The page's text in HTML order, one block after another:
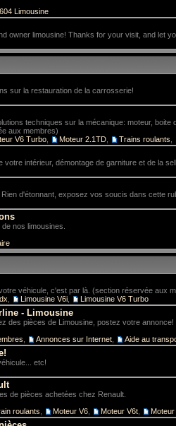
604 Limousine
owner limousine! Thanks for your visit, and let
sur la restauration de la carrosserie!
techniques sur la mécanique: moteur, boite
aux membres)
V6 Turbo Moteur 2.1TD Trains roulants
votre intérieur, démontage de garniture et de la
d'étonnant, exposez vos soucis dans cette
nos limousines.
véhicule, c'est par là. (section réservée aux
Limousine V6i Limousine V6 Turbo
- Limousine
des pièces de Limousine, postez votre annonce!
Annonces sur Internet Aide au
etc!
de pièces achetées chez Renault.
roulants Moteur V6 Moteur V6t